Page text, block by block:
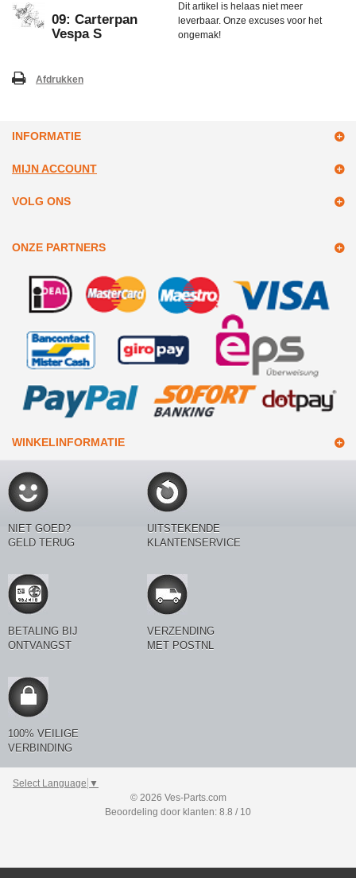
09: Carterpan
Vespa S
Dit artikel is helaas niet meer
leverbaar. Onze excuses voor het
ongemak!
Afdrukken
INFORMATIE
MIJN ACCOUNT
VOLG ONS
ONZE PARTNERS
WINKELINFORMATIE
NIET GOED?
GELD TERUG
UITSTEKENDE
KLANTENSERVICE
BETALING BIJ
ONTVANGST
VERZENDING
MET POSTNL
100% VEILIGE
VERBINDING
Select Language ▼
© 2026 Ves-Parts.com
Beoordeling door klanten: 8.8 / 10